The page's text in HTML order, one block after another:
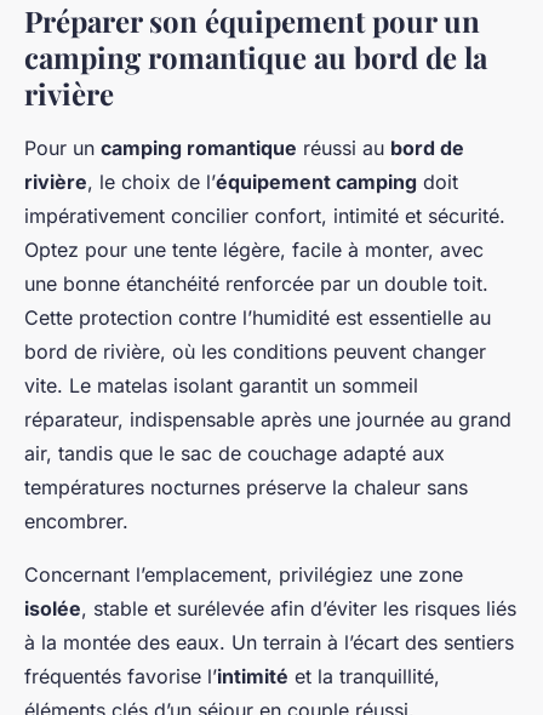
Préparer son équipement pour un
camping romantique au bord de la
rivière
Pour un camping romantique réussi au bord de
rivière, le choix de l’équipement camping doit
impérativement concilier confort, intimité et sécurité.
Optez pour une tente légère, facile à monter, avec
une bonne étanchéité renforcée par un double toit.
Cette protection contre l’humidité est essentielle au
bord de rivière, où les conditions peuvent changer
vite. Le matelas isolant garantit un sommeil
réparateur, indispensable après une journée au grand
air, tandis que le sac de couchage adapté aux
températures nocturnes préserve la chaleur sans
encombrer.
Concernant l’emplacement, privilégiez une zone
isolée, stable et surélevée afin d’éviter les risques liés
à la montée des eaux. Un terrain à l’écart des sentiers
fréquentés favorise l’intimité et la tranquillité,